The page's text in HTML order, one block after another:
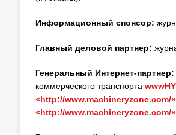
Информационный спонсор:
Главный деловой партнер:
Генеральный Интернет-партнер:
коммерческого транспорта
«http://www.machineryzone.com/
«http://www.machineryzone.com/